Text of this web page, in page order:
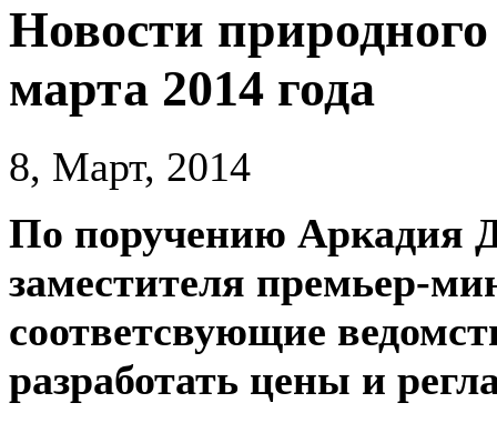
Новости природного
марта 2014 года
8, Март, 2014
По поручению Аркадия
заместителя премьер-
соответсвующие
разработать цены и